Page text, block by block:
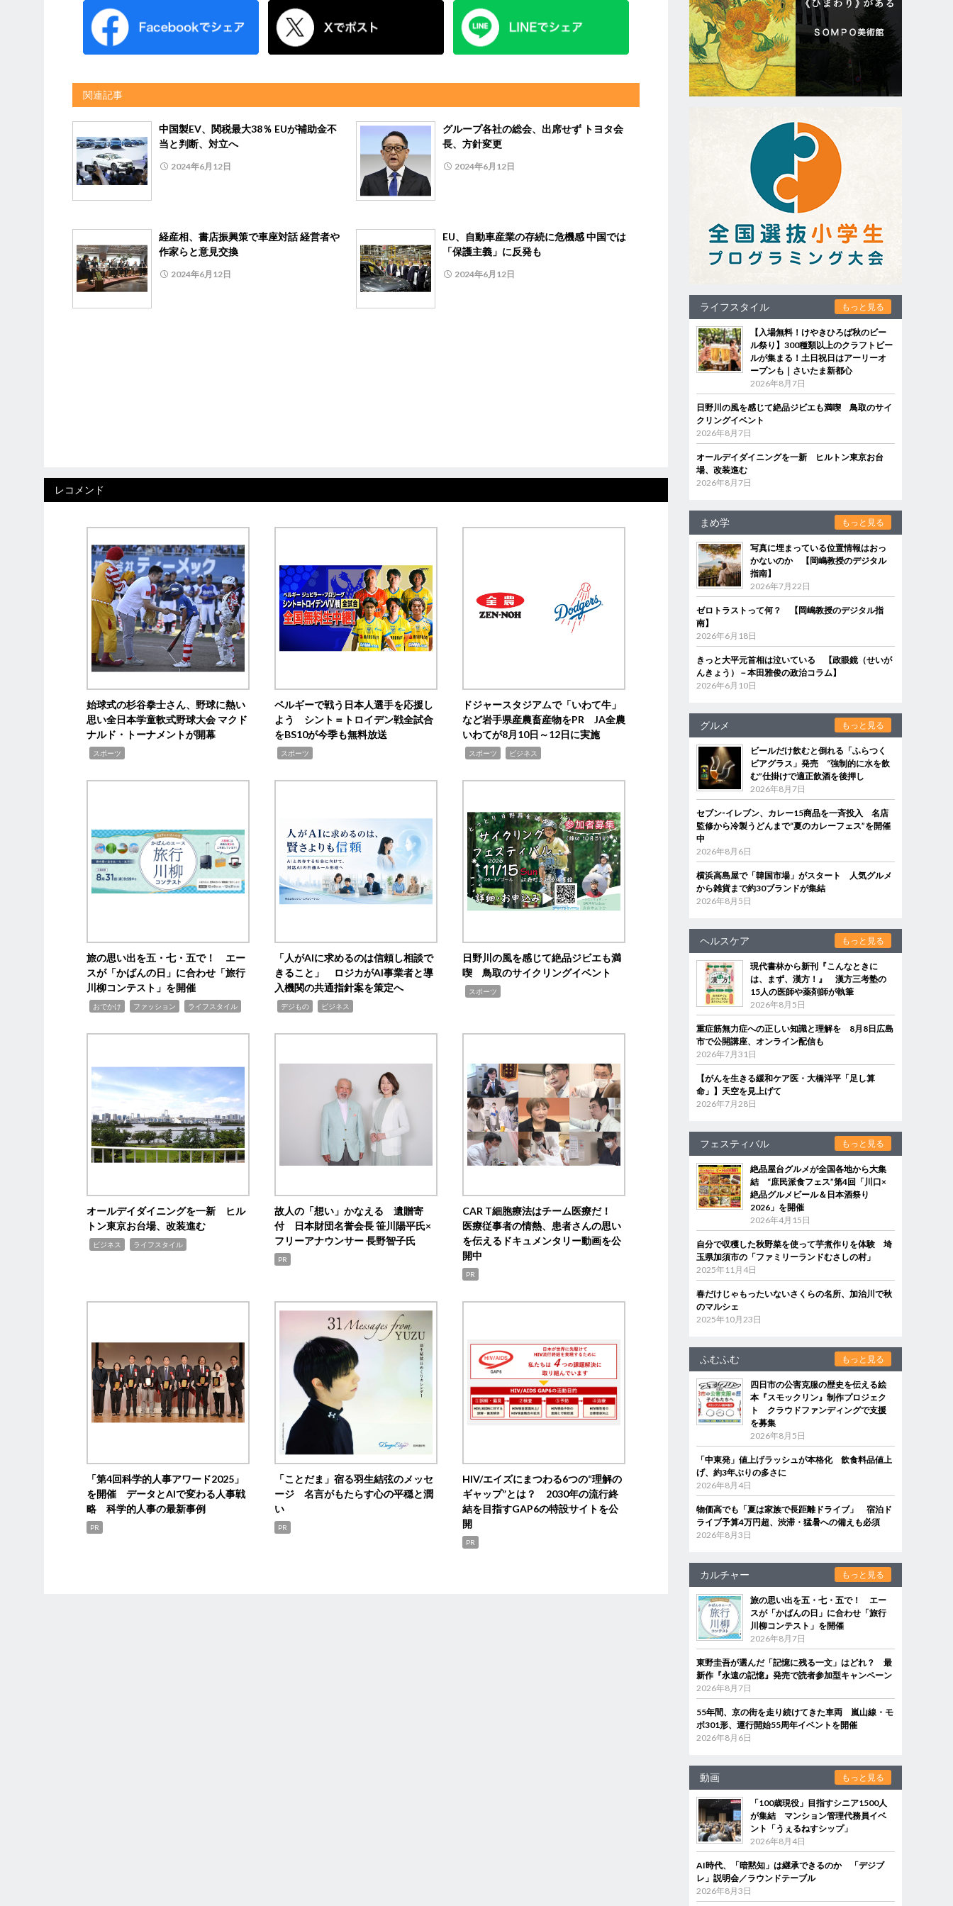
関連記事
中国製EV、関税最大38％ EUが補助金不
当と判断、対立へ
2024年6月12日
グループ各社の総会、出席せず トヨタ会
長、方針変更
2024年6月12日
経産相、書店振興策で車座対話 経営者や
作家らと意見交換
2024年6月12日
EU、自動車産業の存続に危機感 中国では
「保護主義」に反発も
2024年6月12日
レコメンド
始球式の杉谷拳士さん、野球に熱い
思い全日本学童軟式野球大会 マクド
ナルド・トーナメントが開幕
スポーツ
ベルギーで戦う日本人選手を応援し
よう シント＝トロイデン戦全試合
をBS10が今季も無料放送
スポーツ
ドジャースタジアムで「いわて牛」
など岩手県産農畜産物をPR JA全農
いわてが8月10日～12日に実施
スポーツ ビジネス
旅の思い出を五・七・五で！ エー
スが「かばんの日」に合わせ「旅行
川柳コンテスト」を開催
おでかけ ファッション ライフスタイル
「人がAIに求めるのは信頼し相談で
きること」 ロジカがAI事業者と導
入機関の共通指針案を策定へ
デジもの ビジネス
日野川の風を感じて絶品ジビエも満
喫 鳥取のサイクリングイベント
スポーツ
オールデイダイニングを一新 ヒル
トン東京お台場、改装進む
ビジネス ライフスタイル
故人の「想い」かなえる 遺贈寄
付 日本財団名誉会長 笹川陽平氏×
フリーアナウンサー 長野智子氏
PR
CAR T細胞療法はチーム医療だ！
医療従事者の情熱、患者さんの思い
を伝えるドキュメンタリー動画を公
開中
PR
「第4回科学的人事アワード2025」
を開催 データとAIで変わる人事戦
略 科学的人事の最新事例
PR
「ことだま」宿る羽生結弦のメッセ
ージ 名言がもたらす心の平穏と潤
い
PR
HIV/エイズにまつわる6つの“理解の
ギャップ”とは？ 2030年の流行終
結を目指すGAP6の特設サイトを公
開
PR
ライフスタイル もっと見る
【入場無料！けやきひろば秋のビー
ル祭り】300種類以上のクラフトビー
ルが集まる！土日祝日はアーリーオ
ープンも｜さいたま新都心
2026年8月7日
日野川の風を感じて絶品ジビエも満喫 鳥取のサイ
クリングイベント
2026年8月7日
オールデイダイニングを一新 ヒルトン東京お台
場、改装進む
2026年8月7日
まめ学 もっと見る
写真に埋まっている位置情報はおっ
かないのか 【岡嶋教授のデジタル
指南】
2026年7月22日
ゼロトラストって何？ 【岡嶋教授のデジタル指
南】
2026年6月18日
きっと大平元首相は泣いている 【政眼鏡（せいが
んきょう）－本田雅俊の政治コラム】
2026年6月10日
グルメ もっと見る
ビールだけ飲むと倒れる「ふらつく
ビアグラス」発売 “強制的に水を飲
む”仕掛けで適正飲酒を後押し
2026年8月7日
セブン‐イレブン、カレー15商品を一斉投入 名店
監修から冷製うどんまで“夏のカレーフェス”を開催
中
2026年8月6日
横浜高島屋で「韓国市場」がスタート 人気グルメ
から雑貨まで約30ブランドが集結
2026年8月5日
ヘルスケア もっと見る
現代書林から新刊『こんなときに
は、まず、漢方！』 漢方三考塾の
15人の医師や薬剤師が執筆
2026年8月5日
重症筋無力症への正しい知識と理解を 8月8日広島
市で公開講座、オンライン配信も
2026年7月31日
【がんを生きる緩和ケア医・大橋洋平「足し算
命」】天空を見上げて
2026年7月28日
フェスティバル もっと見る
絶品屋台グルメが全国各地から大集
結 “庶民派食フェス”第4回「川口×
絶品グルメビール＆日本酒祭り
2026」を開催
2026年4月15日
自分で収穫した秋野菜を使って芋煮作りを体験 埼
玉県加須市の「ファミリーランドむさしの村」
2025年11月4日
春だけじゃもったいないさくらの名所、加治川で秋
のマルシェ
2025年10月23日
ふむふむ もっと見る
四日市の公害克服の歴史を伝える絵
本『スモックリン』制作プロジェク
ト クラウドファンディングで支援
を募集
2026年8月5日
「中東発」値上げラッシュが本格化 飲食料品値上
げ、約3年ぶりの多さに
2026年8月4日
物価高でも「夏は家族で長距離ドライブ」 宿泊ド
ライブ予算4万円超、渋滞・猛暑への備えも必須
2026年8月3日
カルチャー もっと見る
旅の思い出を五・七・五で！ エー
スが「かばんの日」に合わせ「旅行
川柳コンテスト」を開催
2026年8月7日
東野圭吾が選んだ「記憶に残る一文」はどれ？ 最
新作『永遠の記憶』発売で読者参加型キャンペーン
2026年8月7日
55年間、京の街を走り続けてきた車両 嵐山線・モ
ボ301形、運行開始55周年イベントを開催
2026年8月6日
動画 もっと見る
「100歳現役」目指すシニア1500人
が集結 マンション管理代務員イベ
ント「うぇるねすシップ」
2026年8月4日
AI時代、「暗黙知」は継承できるのか 「デジブ
レ」説明会／ラウンドテーブル
2026年8月3日